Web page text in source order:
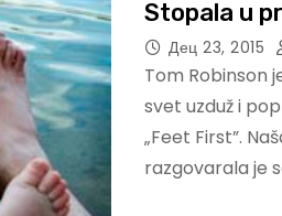
Stopala u
Дец 23, 2015
Tom Robinson
svet uzduž i
„Feet First”.
razgovarala je